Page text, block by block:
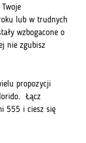
lub w trudnych
wzbogacone o
nie zgubisz
propozycji
Łącz
555 i ciesz się